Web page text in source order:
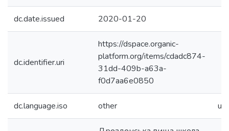
dc.date.issued 2020-01-20
dc.identifier.uri
https://dspace.organic-
platform.org/items/cdadc874-
31dd-409b-a63a-
f0d7aa6e0850
dc.language.iso other